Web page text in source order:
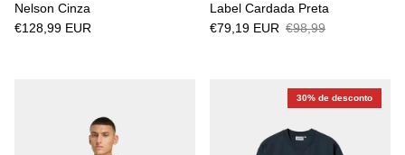
Nelson Cinza
€128,99 EUR
Label Cardada Preta
€79,19 EUR €98,99
30% de desconto